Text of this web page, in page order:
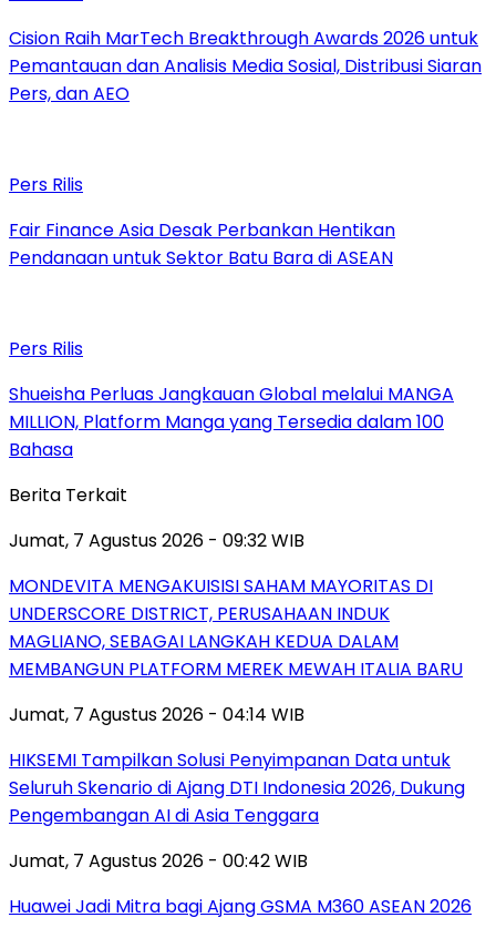
Cision Raih MarTech Breakthrough Awards 2026 untuk
Pemantauan dan Analisis Media Sosial, Distribusi Siaran
Pers, dan AEO
Pers Rilis
Fair Finance Asia Desak Perbankan Hentikan
Pendanaan untuk Sektor Batu Bara di ASEAN
Pers Rilis
Shueisha Perluas Jangkauan Global melalui MANGA
MILLION, Platform Manga yang Tersedia dalam 100
Bahasa
Berita Terkait
Jumat, 7 Agustus 2026 - 09:32 WIB
MONDEVITA MENGAKUISISI SAHAM MAYORITAS DI
UNDERSCORE DISTRICT, PERUSAHAAN INDUK
MAGLIANO, SEBAGAI LANGKAH KEDUA DALAM
MEMBANGUN PLATFORM MEREK MEWAH ITALIA BARU
Jumat, 7 Agustus 2026 - 04:14 WIB
HIKSEMI Tampilkan Solusi Penyimpanan Data untuk
Seluruh Skenario di Ajang DTI Indonesia 2026, Dukung
Pengembangan AI di Asia Tenggara
Jumat, 7 Agustus 2026 - 00:42 WIB
Huawei Jadi Mitra bagi Ajang GSMA M360 ASEAN 2026